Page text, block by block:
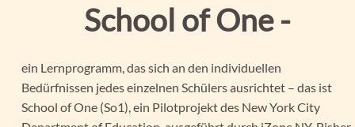
School of One -
ein Lernprogramm, das sich an den individuellen
Bedürfnissen jedes einzelnen Schülers ausrichtet – das ist
School of One (So1), ein Pilotprojekt des New York City